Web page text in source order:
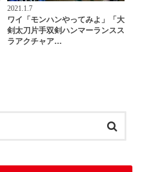
2021.1.7
ワイ「モンハンやってみよ」「大
剣太刀片手双剣ハンマーランスス
ラアクチャア…